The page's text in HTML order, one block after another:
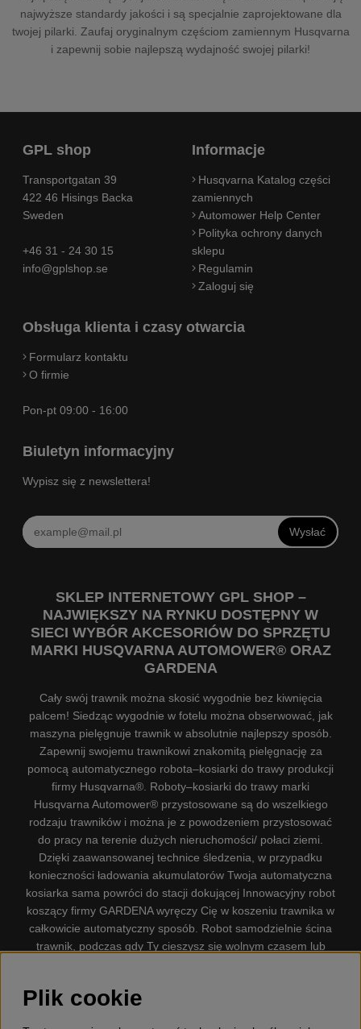
najwyższe standardy jakości i są specjalnie zaprojektowane dla
twojej pilarki. Zaufaj oryginalnym częściom zamiennym Husqvarna
i zapewnij sobie najlepszą wydajność swojej pilarki!
GPL shop
Transportgatan 39
422 46 Hisings Backa
Sweden
+46 31 - 24 30 15
info@gplshop.se
Informacje
Husqvarna Katalog części
zamiennych
Automower Help Center
Polityka ochrony danych
sklepu
Regulamin
Zaloguj się
Obsługa klienta i czasy otwarcia
Formularz kontaktu
O firmie
Pon-pt 09:00 - 16:00
Biuletyn informacyjny
Wypisz się z newslettera!
Wysłać
SKLEP INTERNETOWY GPL SHOP –
NAJWIĘKSZY NA RYNKU DOSTĘPNY W
SIECI WYBÓR AKCESORIÓW DO SPRZĘTU
MARKI HUSQVARNA AUTOMOWER® ORAZ
GARDENA
Cały swój trawnik można skosić wygodnie bez kiwnięcia
palcem! Siedząc wygodnie w fotelu można obserwować, jak
maszyna pielęgnuje trawnik w absolutnie najlepszy sposób.
Zapewnij swojemu trawnikowi znakomitą pielęgnację za
pomocą automatycznego robota–kosiarki do trawy produkcji
firmy Husqvarna®. Roboty–kosiarki do trawy marki
Husqvarna Automower® przystosowane są do wszelkiego
rodzaju trawników i można je z powodzeniem przystosować
do pracy na terenie dużych nieruchomości/ połaci ziemi.
Dzięki zaawansowanej technice śledzenia, w przypadku
konieczności ładowania akumulatorów Twoja automatyczna
kosiarka sama powróci do stacji dokującej Innowacyjny robot
koszący firmy GARDENA wyręczy Cię w koszeniu trawnika w
całkowicie automatyczny sposób. Robot samodzielnie ścina
trawnik, podczas gdy Ty cieszysz się wolnym czasem lub
dostępną na rynku. Firma nasza dysponuje. Gplshop
Plik cookie